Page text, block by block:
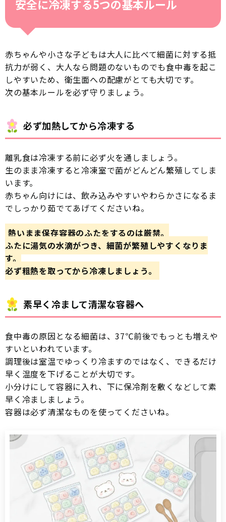
安全に冷凍する5つの基本ルール
赤ちゃんや小さな子どもは大人に比べて細菌に対する抵
抗力が弱く、大人なら問題のないものでも食中毒を起こ
しやすいため、衛生面への配慮がとても大切です。
次の基本ルールを必ず守りましょう。
必ず加熱してから冷凍する
離乳食は冷凍する前に必ず火を通しましょう。
生のまま冷凍すると冷凍室で菌がどんどん繁殖してしま
います。
赤ちゃん向けには、飲み込みやすいやわらかさになるま
でしっかり茹でてあげてくださいね。
熱いまま保存容器のふたをするのは厳禁。
ふたに湯気の水滴がつき、細菌が繁殖しやすくなりま
す。
必ず粗熱を取ってから冷凍しましょう。
素早く冷まして清潔な容器へ
食中毒の原因となる細菌は、37℃前後でもっとも増えや
すいといわれています。
調理後は室温でゆっくり冷ますのではなく、できるだけ
早く温度を下げることが大切です。
小分けにして容器に入れ、下に保冷剤を敷くなどして素
早く冷ましましょう。
容器は必ず清潔なものを使ってくださいね。